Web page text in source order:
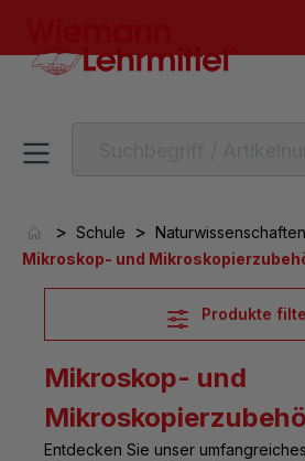
> Schule > Naturwissenschaften
Mikroskop- und
Produkte
Mikroskop- und
Entdecken Sie unser